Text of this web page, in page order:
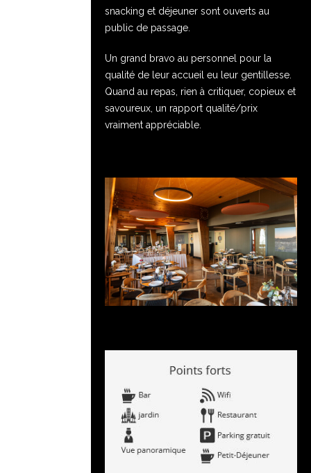
snacking et déjeuner sont ouverts au
public de passage.
Un grand bravo au personnel pour la
qualité de leur accueil eu leur gentillesse.
Quand au repas, rien à critiquer, copieux et
savoureux, un rapport qualité/prix
vraiment appréciable.